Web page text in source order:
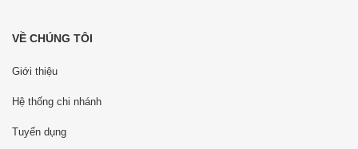
VỀ CHÚNG TÔI
Giới thiệu
Hệ thống chi nhánh
Tuyển dụng